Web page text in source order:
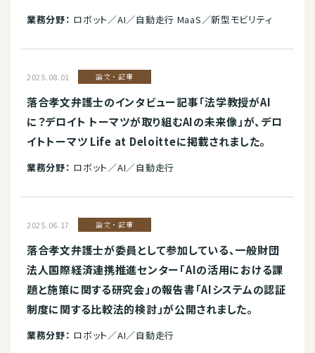
業務分野： ロボット／AI／自動走行 MaaS／新型モビリティ
2025.08.01 論文・記事
落合孝文弁護士のインタビュー記事「法学教授がAI
に？デロイト トーマツが取り組むAIの未来像」が、デロ
イトトーマツ Life at Deloitteに掲載されました。
業務分野： ロボット／AI／自動走行
2025.06.17 論文・記事
落合孝文弁護士が委員として参加している、一般財団
法人国際経済連携推進センター「AIの活用における課
題と施策に関する研究会」の報告書「AIシステムの認証
制度に関する比較法的検討」が公開されました。
業務分野： ロボット／AI／自動走行